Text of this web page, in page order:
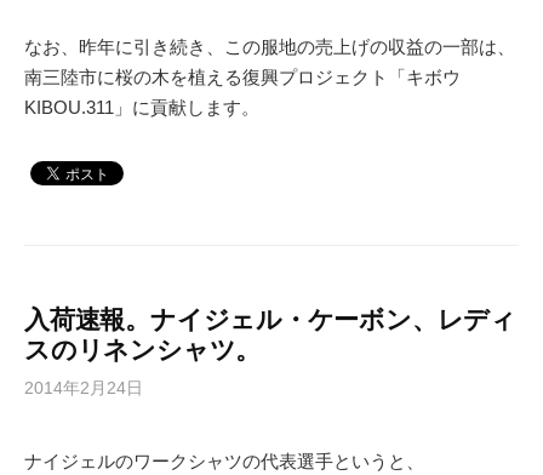
なお、昨年に引き続き、この服地の売上げの収益の一部は、
南三陸市に桜の木を植える復興プロジェクト「キボウ
KIBOU.311」に貢献します。
入荷速報。ナイジェル・ケーボン、レディ
スのリネンシャツ。
2014年2月24日
ナイジェルのワークシャツの代表選手というと、